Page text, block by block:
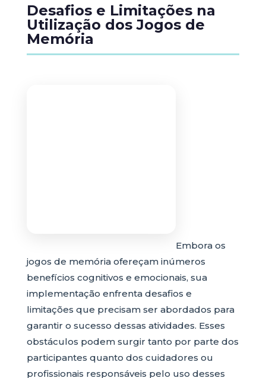
Desafios e Limitações na
Utilização dos Jogos de
Memória
Embora os
jogos de memória ofereçam inúmeros
benefícios cognitivos e emocionais, sua
implementação enfrenta desafios e
limitações que precisam ser abordados para
garantir o sucesso dessas atividades. Esses
obstáculos podem surgir tanto por parte dos
participantes quanto dos cuidadores ou
profissionais responsáveis pelo uso desses